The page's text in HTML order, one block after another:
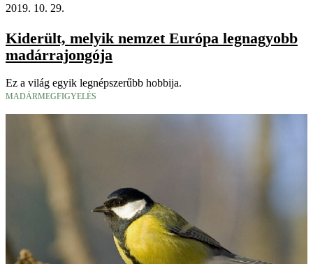
2019. 10. 29.
Kiderült, melyik nemzet Európa legnagyobb
madárrajongója
Ez a világ egyik legnépszerűbb hobbija.
MADÁRMEGFIGYELÉS